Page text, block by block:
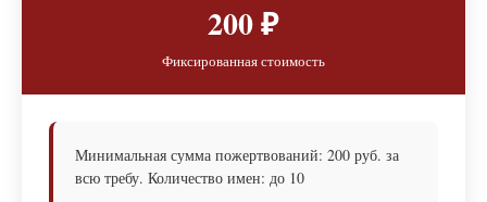
200 ₽
Фиксированная стоимость
Минимальная сумма пожертвований: 200 руб. за
всю требу. Количество имен: до 10